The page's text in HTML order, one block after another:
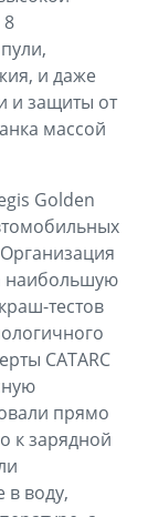
8
и даже
и защиты от
массой
Golden
наибольшую
тестов
CATARC
прямо
к зарядной
в воду,